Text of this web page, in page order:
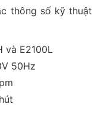
thông số kỹ thuật
và E2100L
50Hz